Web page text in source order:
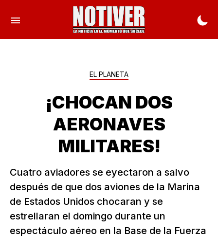
EL PLANETA
¡CHOCAN DOS
AERONAVES
MILITARES!
Cuatro aviadores se eyectaron a salvo
después de que dos aviones de la Marina
de Estados Unidos chocaran y se
estrellaran el domingo durante un
espectáculo aéreo en la Base de la Fuerza